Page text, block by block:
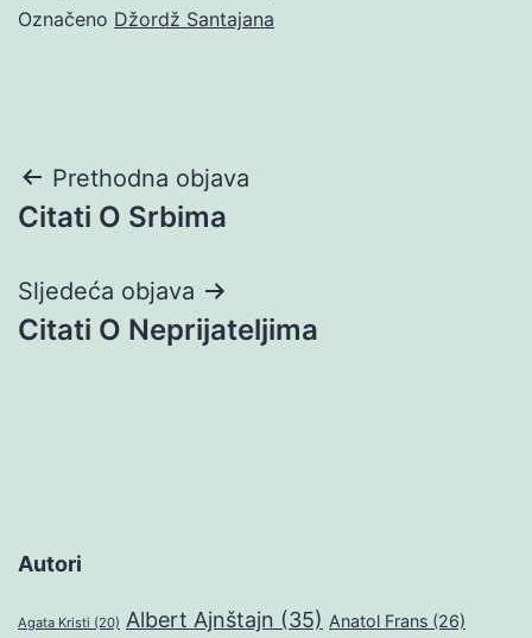
Označeno Džordž Santajana
Navigacija
objava
Prethodna objava
Citati O Srbima
Sljedeća objava
Citati O Neprijateljima
Autori
Agata Kristi (20) Albert Ajnštajn (35) Anatol Frans (26)